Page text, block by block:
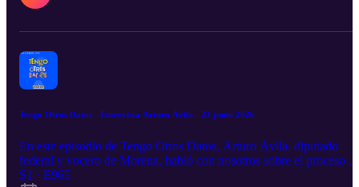
Tengo Otros Datos - Entrevista Arturo Ávila - 23 junio 2026
En este episodio de Tengo Otros Datos, Arturo Ávila, diputado
federal y vocero de Morena, habló con nosotros sobre el proceso
candidaturas rumbo al 2027.
S1 · E965